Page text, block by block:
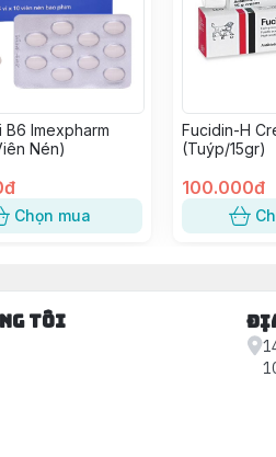
B6 Imexpharm
Nén)
Chọn mua
Fucidin-H
(Tuýp/15gr)
100.000đ
tôi